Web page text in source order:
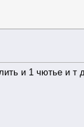
и 1 чютье и т